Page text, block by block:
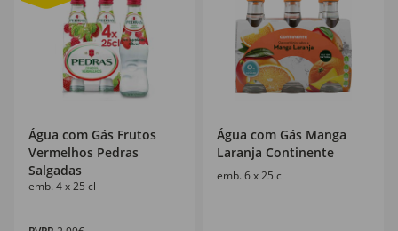
Água com Gás Frutos
Vermelhos Pedras
Salgadas
emb. 4 x 25 cl
Água com Gás Manga
Laranja Continente
emb. 6 x 25 cl